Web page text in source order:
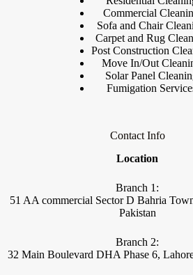
Commercial
Sofa and Chair
Carpet and Rug
Post Construction
Move In/Out
Solar Panel
Fumigation
Contact Info
Location
Branch 1:
51 AA commercial Sector D Bahria
Pakistan
Branch 2:
32 Main Boulevard DHA Phase 6,